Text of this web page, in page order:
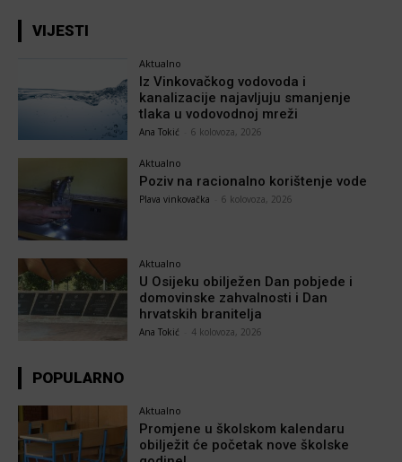
VIJESTI
Aktualno
Iz Vinkovačkog vodovoda i
kanalizacije najavljuju smanjenje
tlaka u vodovodnoj mreži
Ana Tokić 6 kolovoza, 2026
Aktualno
Poziv na racionalno korištenje vode
Plava vinkovačka 6 kolovoza, 2026
Aktualno
U Osijeku obilježen Dan pobjede i
domovinske zahvalnosti i Dan
hrvatskih branitelja
Ana Tokić 4 kolovoza, 2026
POPULARNO
Aktualno
Promjene u školskom kalendaru
obilježit će početak nove školske